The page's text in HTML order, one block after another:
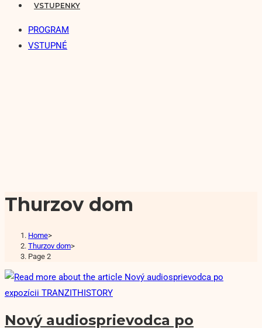
VSTUPENKY
PROGRAM
VSTUPNÉ
Thurzov dom
Home>
Thurzov dom>
Page 2
Nový audiosprievodca po